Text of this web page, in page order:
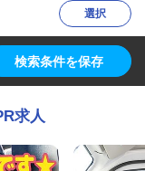
選択
検索条件を保存
求人